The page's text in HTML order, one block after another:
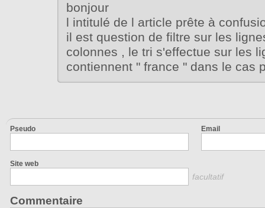
bonjour
l intitulé de l article prête à
il est question de filtre sur les
colonnes , le tri s'effectue sur les
contiennent " france " dans le cas
Pseudo Email
Site web
facultatif
Commentaire